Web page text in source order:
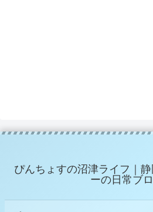
ぴんちょすの沼津ライフ｜
ーの日常ブ